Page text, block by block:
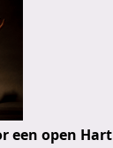
een open Hart